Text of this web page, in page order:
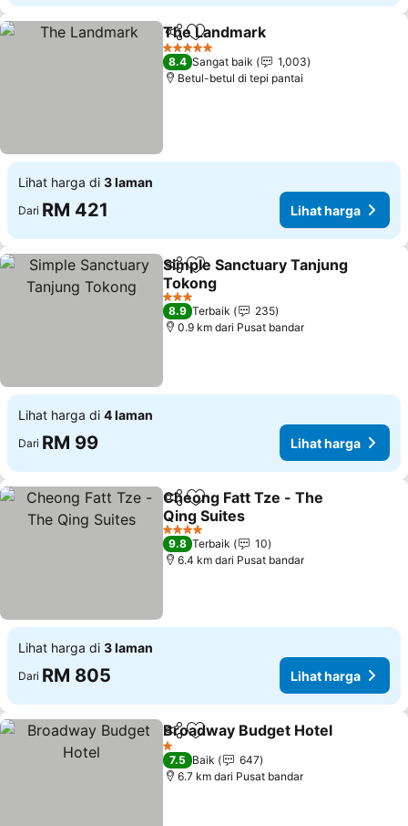
KongsiTambah ke favorit
The Landmark
5 Bintang
8.4 Sangat baik
1,003
Betul-betul di tepi pantai
Lihat harga di 3 laman
Dari RM 421 Lihat harga
KongsiTambah ke favorit
Simple Sanctuary Tanjung
Tokong
Lihat harga
3 Bintang
8.9 Terbaik
235
0.9 km dari Pusat bandar
Lihat harga di 4 laman
Dari RM 99 Lihat harga
KongsiTambah ke favorit
Cheong Fatt Tze - The
Qing Suites
Lihat harga
4 Bintang
9.8 Terbaik
10
6.4 km dari Pusat bandar
Lihat harga di 3 laman
Dari RM 805 Lihat harga
KongsiTambah ke favorit
Broadway Budget Hotel
1 Bintang
7.5 Baik
647
6.7 km dari Pusat bandar